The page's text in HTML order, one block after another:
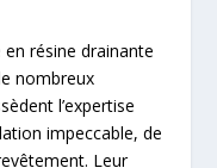
résine drainante
nombreux
l’expertise
impeccable, de
Leur